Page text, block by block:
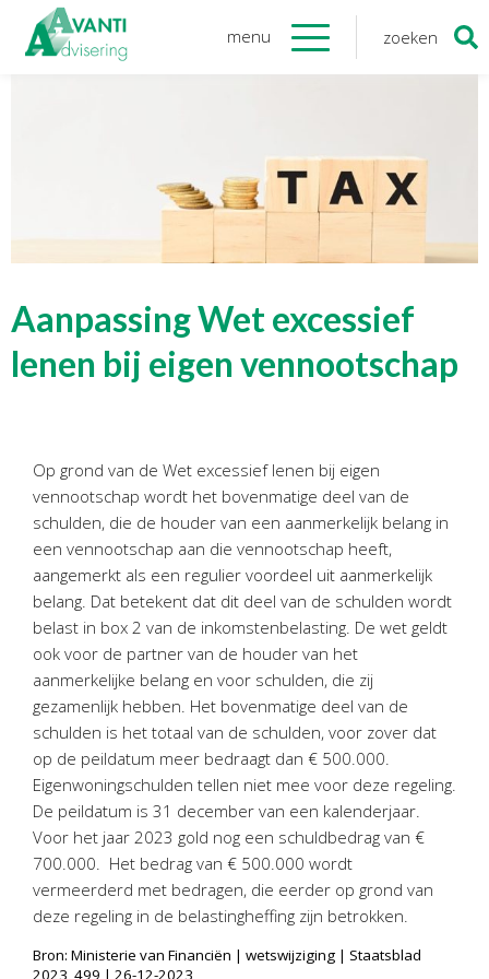
menu zoeken
Algemene verordening
Sponsoring
Onzediensten
Tijdelijk financieel personeel
Personeel & Organisatie
Bedrijfseconomisch advies
Belastingadvies Purmerend
Online boekhouden
Nieuws &informatie
Nieuwsbrief
Nieuwsoverzicht
Handige links
Downloads
Contact
Zoeken
Aanpassing Wet excessief
lenen bij eigen vennootschap
Op grond van de Wet excessief lenen bij eigen
vennootschap wordt het bovenmatige deel van de
schulden, die de houder van een aanmerkelijk belang in
een vennootschap aan die vennootschap heeft,
aangemerkt als een regulier voordeel uit aanmerkelijk
belang. Dat betekent dat dit deel van de schulden wordt
belast in box 2 van de inkomstenbelasting. De wet geldt
ook voor de partner van de houder van het
aanmerkelijke belang en voor schulden, die zij
gezamenlijk hebben. Het bovenmatige deel van de
schulden is het totaal van de schulden, voor zover dat
op de peildatum meer bedraagt dan € 500.000.
Eigenwoningschulden tellen niet mee voor deze regeling.
De peildatum is 31 december van een kalenderjaar.
Voor het jaar 2023 gold nog een schuldbedrag van €
700.000. Het bedrag van € 500.000 wordt
vermeerderd met bedragen, die eerder op grond van
deze regeling in de belastingheffing zijn betrokken.
Bron: Ministerie van Financiën | wetswijziging | Staatsblad
2023, 499 | 26-12-2023